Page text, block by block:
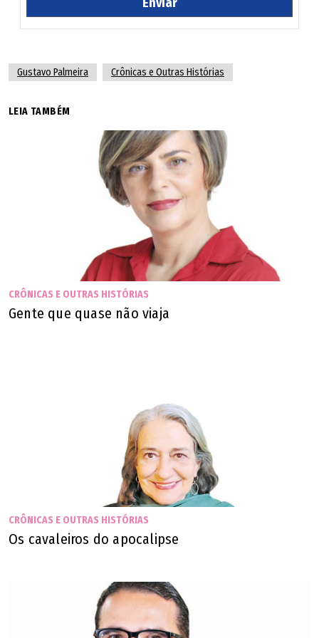
partes não têm relação alguma, o encontro é somente
grávida cuide do filho e o doador não tenha qualquer
relação com a criança.
clínica, que pode chegar a custar mais de R$ 100 mil. E,
assim, num redemoinho de possibilidades, as pessoas ali
continuam à procura da felicidade. Digo, fertilidade.
Gustavo Palmeira Crônicas e Outras Histórias
LEIA TAMBÉM
CRÔNICAS E OUTRAS HISTÓRIAS
Gente que quase não viaja
CRÔNICAS E OUTRAS HISTÓRIAS
Os cavaleiros do apocalipse